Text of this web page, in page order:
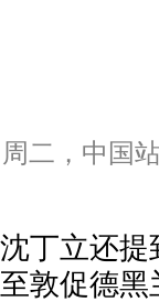
周二，中国
沈丁立还提
至敦促德黑